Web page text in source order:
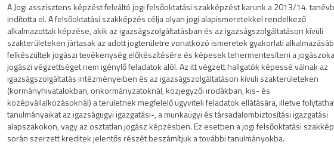
A Jogi asszisztens képzést felváltó jogi felsőoktatási szakképzést karunk a 2013/14.
indította el. A felsőoktatási szakképzés célja olyan jogi alapismeretekkel rendelkező
alkalmazottak képzése, akik az igazságszolgáltatásban és az igazságszolgáltatáson kívüli
szakterületeken jártasak az adott jogterületre vonatkozó ismeretek gyakorlati
felkészültek jogászi tevékenység előkészítésére és képesek tehermentesíteni a
jogászi végzettséget nem igénylő feladatok alól. Az itt végzett hallgatók képessé válnak az
igazságszolgáltatás intézményeiben és az igazságszolgáltatáson kívüli szakterületeken
(kormányhivatalokban, önkormányzatoknál, közjegyzői irodákban, kis- és
középvállalkozásoknál) a területnek megfelelő ügyviteli feladatok ellátására, illetve
tanulmányaikat az igazságügyi igazgatási-, a munkaügyi és társadalombiztosítási igazgatási
alapszakokon, vagy az osztatlan jogász képzésben. Ez esetben a jogi felsőoktatási
során szerzett kreditek jelentős részét beszámítjuk a további tanulmányokba.